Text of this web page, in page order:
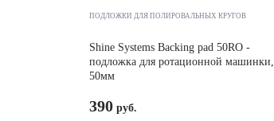
ПОДЛОЖКИ ДЛЯ ПОЛИРОВАЛЬНЫХ КРУГОВ
Shine Systems Backing pad 50RO -
подложка для ротационной машинки,
50мм
390